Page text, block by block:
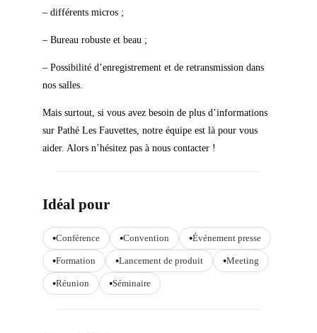
– différents micros ;
– Bureau robuste et beau ;
– Possibilité d’enregistrement et de retransmission dans
nos salles.
Mais surtout, si vous avez besoin de plus d’informations
sur Pathé Les Fauvettes, notre équipe est là pour vous
aider. Alors n’hésitez pas à nous contacter !
Idéal pour
Conférence Convention Événement presse
Formation Lancement de produit Meeting
Réunion Séminaire